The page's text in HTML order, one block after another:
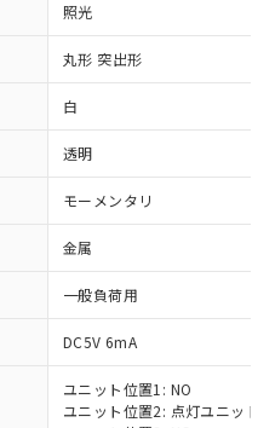
照光
丸形 突出形
白
透明
モーメンタリ
金属
一般負荷用
DC5V 6mA
ユニット位置1: NO
ユニット位置2: 点灯ユニット